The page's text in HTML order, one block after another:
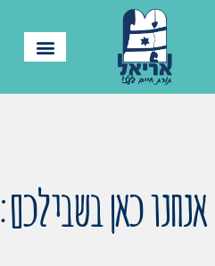
אנחנו כאן בשבילכם: